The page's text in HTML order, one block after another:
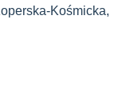
Kośmicka,